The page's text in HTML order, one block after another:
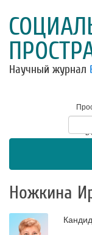
Научный журнал
* - в
Ножкина